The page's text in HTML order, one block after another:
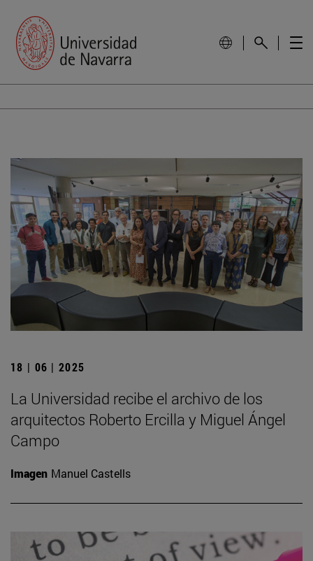
18 | 06 | 2025
La Universidad recibe el archivo de los
arquitectos Roberto Ercilla y Miguel Ángel
Campo
Imagen Manuel Castells